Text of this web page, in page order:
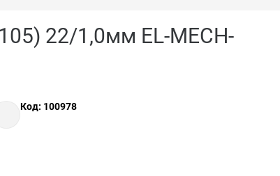
22/1,0мм EL-MECH-
Код: 100978